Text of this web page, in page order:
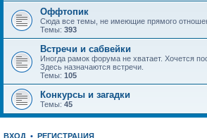
Оффтопик
Сюда все темы, не имеющие прямого
Темы: 393
Встречи и сабвейки
Иногда рамок форума не хватает. Хочется
Здесь назначаются встречи.
Темы: 105
Конкурсы и загадки
Темы: 45
ВХОД • РЕГИСТРАЦИЯ